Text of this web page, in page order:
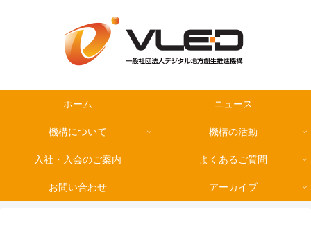
ホーム ニュース
機構について 機構の活動
入社・入会のご案内 よくあるご質問
お問い合わせ アーカイブ